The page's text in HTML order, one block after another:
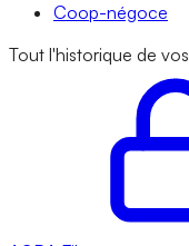
Coop-négoce
Tout l'historique de